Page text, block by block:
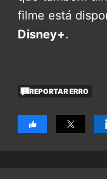
filme está
Disney+.
REPORTAR ERRO